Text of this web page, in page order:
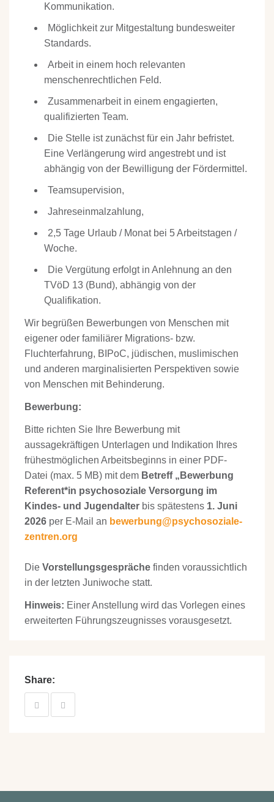
Kommunikation.
Möglichkeit zur Mitgestaltung bundesweiter
Standards.
Arbeit in einem hoch relevanten
menschenrechtlichen Feld.
Zusammenarbeit in einem engagierten,
qualifizierten Team.
Die Stelle ist zunächst für ein Jahr befristet.
Eine Verlängerung wird angestrebt und ist
abhängig von der Bewilligung der Fördermittel.
Teamsupervision,
Jahreseinmalzahlung,
2,5 Tage Urlaub / Monat bei 5 Arbeitstagen /
Woche.
Die Vergütung erfolgt in Anlehnung an den
TVöD 13 (Bund), abhängig von der
Qualifikation.
Wir begrüßen Bewerbungen von Menschen mit
eigener oder familiärer Migrations- bzw.
Fluchterfahrung, BIPoC, jüdischen, muslimischen
und anderen marginalisierten Perspektiven sowie
von Menschen mit Behinderung.
Bewerbung:
Bitte richten Sie Ihre Bewerbung mit
aussagekräftigen Unterlagen und Indikation Ihres
frühestmöglichen Arbeitsbeginns in einer PDF-
Datei (max. 5 MB) mit dem Betreff „Bewerbung
Referent*in psychosoziale Versorgung im
Kindes- und Jugendalter bis spätestens 1. Juni
2026 per E-Mail an bewerbung@psychosoziale-
zentren.org
Die Vorstellungsgespräche finden voraussichtlich
in der letzten Juniwoche statt.
Hinweis: Einer Anstellung wird das Vorlegen eines
erweiterten Führungszeugnisses vorausgesetzt.
Share: